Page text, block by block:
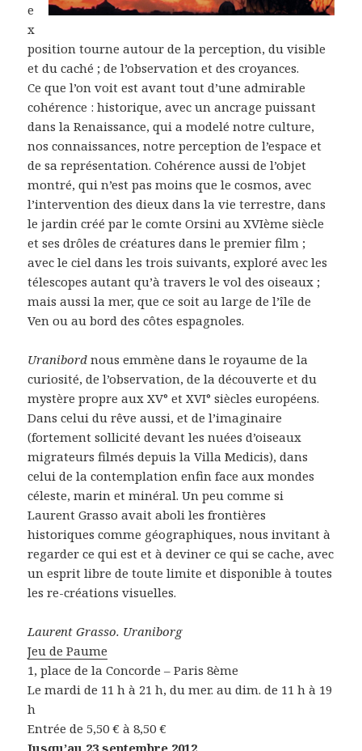
e
x
position tourne autour de la perception, du visible
et du caché ; de l’observation et des croyances.
Ce que l’on voit est avant tout d’une admirable
cohérence : historique, avec un ancrage puissant
dans la Renaissance, qui a modelé notre culture,
nos connaissances, notre perception de l’espace et
de sa représentation. Cohérence aussi de l’objet
montré, qui n’est pas moins que le cosmos, avec
l’intervention des dieux dans la vie terrestre, dans
le jardin créé par le comte Orsini au XVIème siècle
et ses drôles de créatures dans le premier film ;
avec le ciel dans les trois suivants, exploré avec les
télescopes autant qu’à travers le vol des oiseaux ;
mais aussi la mer, que ce soit au large de l’île de
Ven ou au bord des côtes espagnoles.
Uranibord nous emmène dans le royaume de la
curiosité, de l’observation, de la découverte et du
mystère propre aux XV° et XVI° siècles européens.
Dans celui du rêve aussi, et de l’imaginaire
(fortement sollicité devant les nuées d’oiseaux
migrateurs filmés depuis la Villa Medicis), dans
celui de la contemplation enfin face aux mondes
céleste, marin et minéral. Un peu comme si
Laurent Grasso avait aboli les frontières
historiques comme géographiques, nous invitant à
regarder ce qui est et à deviner ce qui se cache, avec
un esprit libre de toute limite et disponible à toutes
les re-créations visuelles.
Laurent Grasso. Uraniborg
Jeu de Paume
1, place de la Concorde – Paris 8ème
Le mardi de 11 h à 21 h, du mer. au dim. de 11 h à 19
h
Entrée de 5,50 € à 8,50 €